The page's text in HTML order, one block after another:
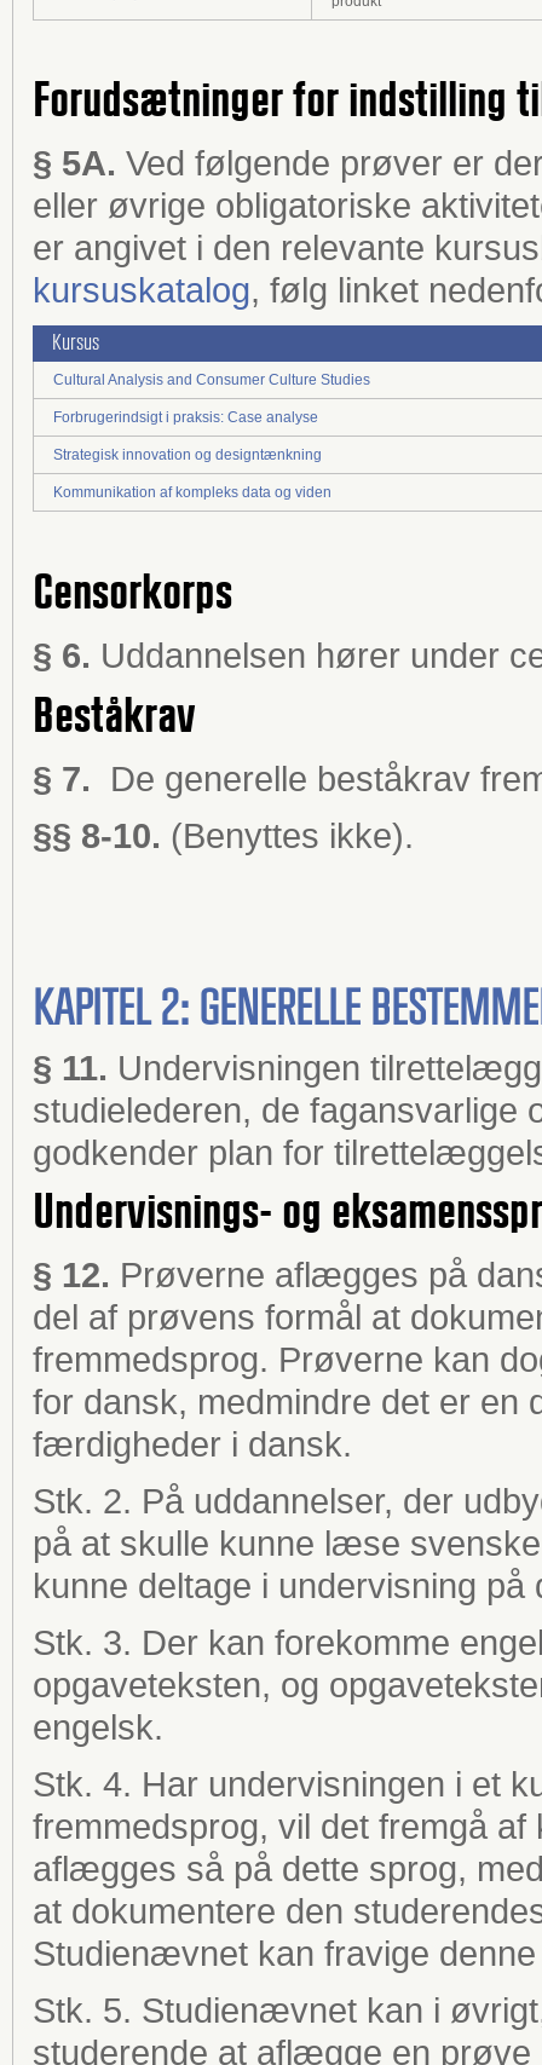
Forudsætninger for indstilling
§ 5A. Ved følgende prøver er
eller øvrige obligatoriske
er angivet i den relevante
kursuskatalog, følg linket
Kursus
Cultural Analysis and Consumer Culture Studies
Forbrugerindsigt i praksis: Case analyse
Strategisk innovation og designtænkning
Kommunikation af kompleks data og viden
Censorkorps
§ 6. Uddannelsen hører under
Beståkrav
§ 7.
De generelle beståkrav
§§ 8-10. (Benyttes ikke).
KAPITEL 2: GENERELLE
§ 11. Undervisningen
studielederen, de
godkender plan for
Undervisnings- og
§ 12. Prøverne aflægges på
del af prøvens formål at
fremmedsprog. Prøverne kan
for dansk, medmindre det er en
færdigheder i dansk.
Stk. 2. På uddannelser, der
på at skulle kunne læse
kunne deltage i undervisning på
Stk. 3. Der kan forekomme
opgaveteksten, og
engelsk.
Stk. 4. Har undervisningen i et
fremmedsprog, vil det fremgå
aflægges så på dette sprog,
at dokumentere den
Studienævnet kan fravige
Stk. 5. Studienævnet kan i
studerende at aflægge en